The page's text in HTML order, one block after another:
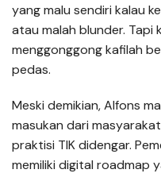
yang malu sendiri kalau
atau malah blunder. Tapi
menggonggong kafilah
pedas.
Meski demikian, Alfons
masukan dari
praktisi TIK didengar.
memiliki digital roadmap